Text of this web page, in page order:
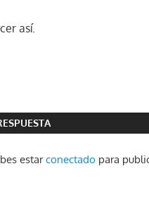
así.
estarconectado para